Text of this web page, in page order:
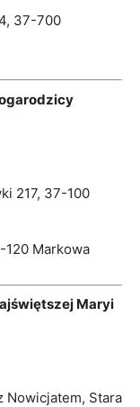
37-700
217, 37-100
120 Markowa
Maryi
Nowicjatem, Stara